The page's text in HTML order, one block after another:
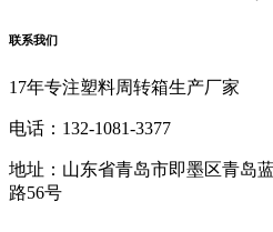
联系我们
17年专注塑料周转箱生产厂家
电话： 132-1081-3377
地址： 山东省青岛市即墨区青岛
路56号